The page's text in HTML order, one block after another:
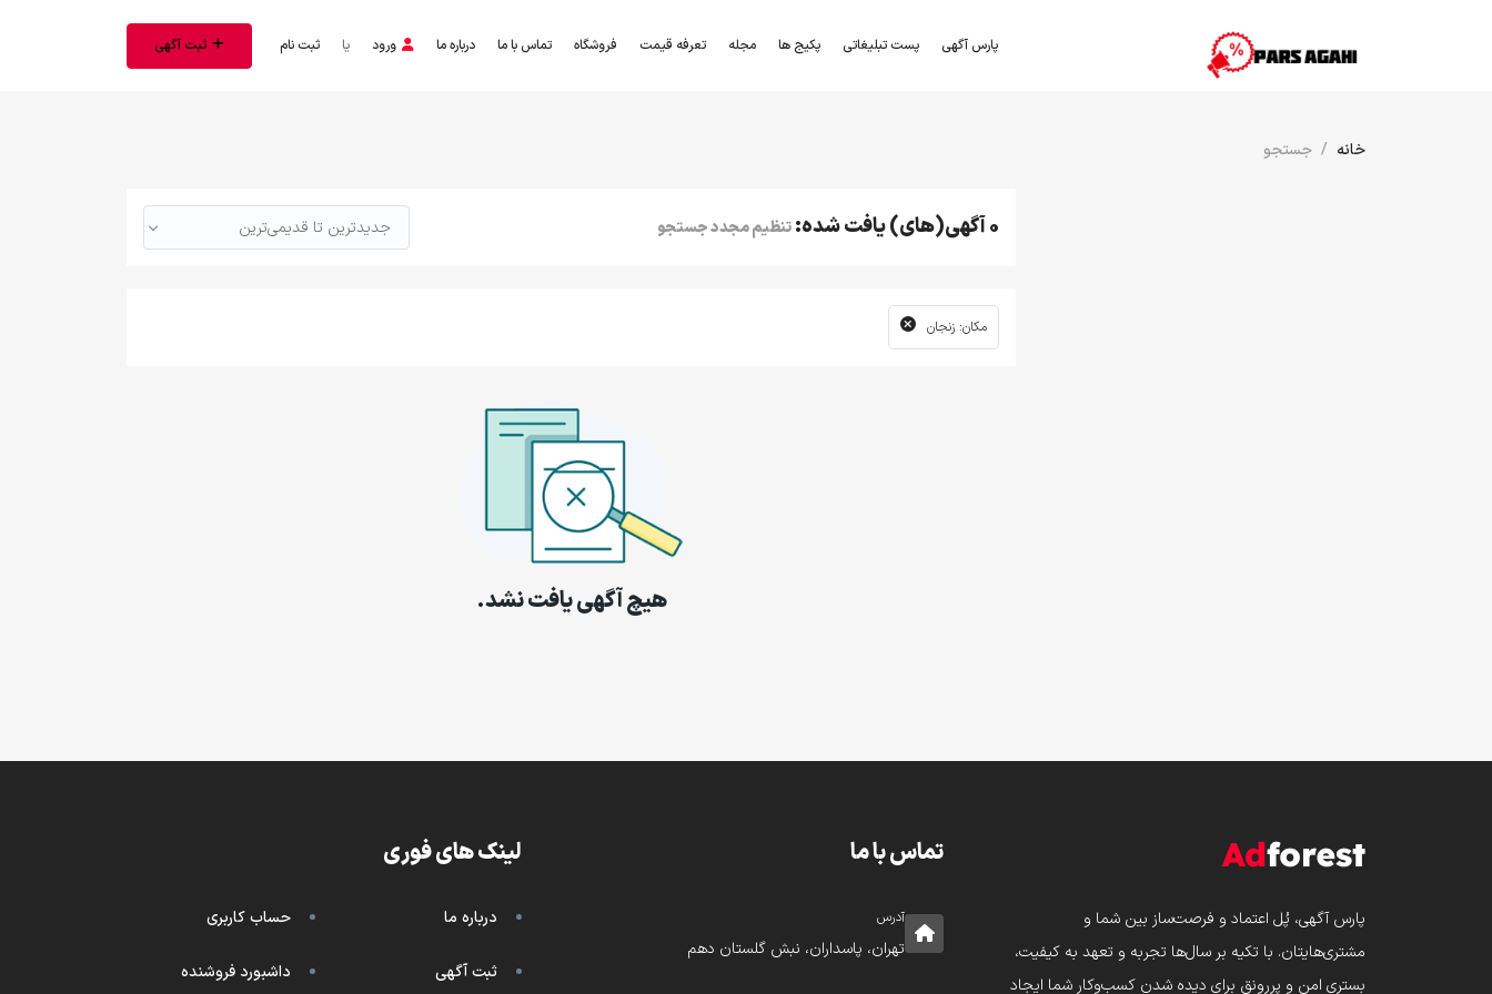
پارس آگهی پست تبلیغاتی پکیج ها مجله تعرفه قیمت فروشگاه تماس با ما درباره ما ورود یا ثبت نام ثبت آگهی
خانه جستجو
0 آگهی(های) یافت شده: تنظیم مجدد جستجو جدیدترین تا قدیمی‌ترین
مکان: زنجان
هیچ آگهی یافت نشد.
پارس‌ آگهی، پُل اعتماد و فرصت‌ساز بین شما و
مشتری‌هایتان. با تکیه بر سال‌ها تجربه و تعهد به کیفیت،
بستری امن و پررونق برای دیده شدن کسب‌وکار شما ایجاد
تماس با ما
آدرس
تهران، پاسداران، نبش گلستان دهم
لینک های فوری
درباره ما
ثبت آگهی
حساب کاربری
داشبورد فروشنده